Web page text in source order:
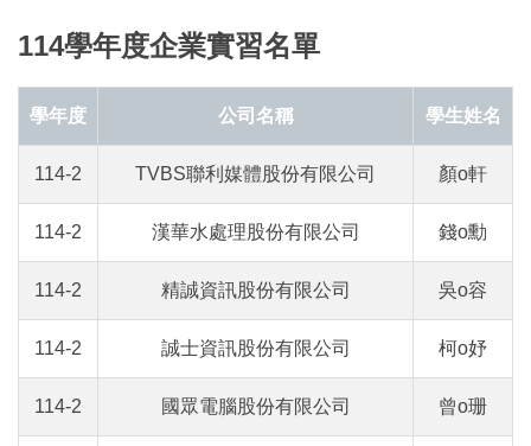
114學年度企業實習名單
學年度 公司名稱 學生姓名
114-2 TVBS聯利媒體股份有限公司 顏o軒
114-2 漢華水處理股份有限公司 錢o勳
114-2 精誠資訊股份有限公司 吳o容
114-2 誠士資訊股份有限公司 柯o妤
114-2 國眾電腦股份有限公司 曾o珊